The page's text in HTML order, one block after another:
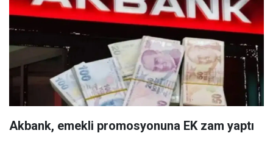
Akbank, emekli promosyonuna EK zam yaptı